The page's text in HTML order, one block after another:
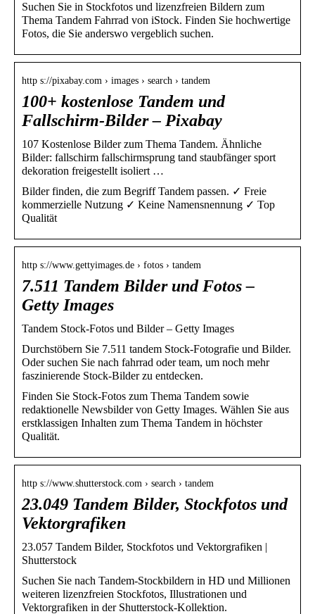
Suchen Sie in Stockfotos und lizenzfreien Bildern zum
Thema Tandem Fahrrad von iStock. Finden Sie hochwertige
Fotos, die Sie anderswo vergeblich suchen.
http s://pixabay.com › images › search › tandem
100+ kostenlose Tandem und
Fallschirm-Bilder – Pixabay
107 Kostenlose Bilder zum Thema Tandem. Ähnliche
Bilder: fallschirm fallschirmsprung tand staubfänger sport
dekoration freigestellt isoliert …
Bilder finden, die zum Begriff Tandem passen. ✓ Freie
kommerzielle Nutzung ✓ Keine Namensnennung ✓ Top
Qualität
http s://www.gettyimages.de › fotos › tandem
7.511 Tandem Bilder und Fotos –
Getty Images
Tandem Stock-Fotos und Bilder – Getty Images
Durchstöbern Sie 7.511 tandem Stock-Fotografie und Bilder.
Oder suchen Sie nach fahrrad oder team, um noch mehr
faszinierende Stock-Bilder zu entdecken.
Finden Sie Stock-Fotos zum Thema Tandem sowie
redaktionelle Newsbilder von Getty Images. Wählen Sie aus
erstklassigen Inhalten zum Thema Tandem in höchster
Qualität.
http s://www.shutterstock.com › search › tandem
23.049 Tandem Bilder, Stockfotos und
Vektorgrafiken
23.057 Tandem Bilder, Stockfotos und Vektorgrafiken |
Shutterstock
Suchen Sie nach Tandem-Stockbildern in HD und Millionen
weiteren lizenzfreien Stockfotos, Illustrationen und
Vektorgrafiken in der Shutterstock-Kollektion.